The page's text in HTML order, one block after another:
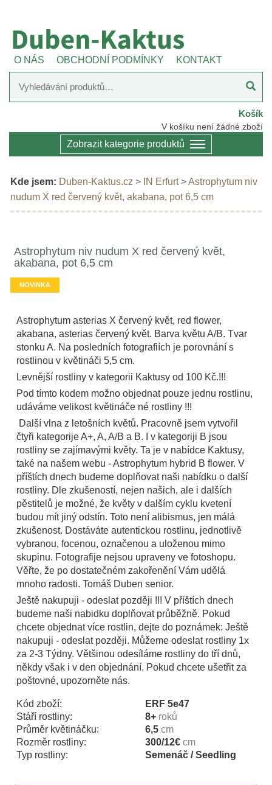
O NÁS OBCHODNÍ PODMÍNKY KONTAKT
Košík
V košíku není žádné zboží
Zobrazit kategorie produktů
Kde jsem: Duben-Kaktus.cz > IN Erfurt>Astrophytum niv
nudum X red červený květ, akabana, pot 6,5 cm
Astrophytum niv nudum X red červený květ,
akabana, pot 6,5 cm
NOVINKA
Astrophytum asterias X červený květ, red flower,
akabana, asterias červený květ. Barva květu A/B. Tvar
stonku A. Na posledních fotografiích je porovnání s
rostlinou v květináči 5,5 cm.
Levnější rostliny v kategorii Kaktusy od 100 Kč.!!!
Pod tímto kodem možno objednat pouze jednu rostlinu,
udáváme velikost květináče né rostliny !!!
Další vlna z letošních květů. Pracovně jsem vytvořil
čtyři kategorije A+, A, A/B a B. I v kategoriji B jsou
rostliny se zajímavými květy. Ta je v nabídce Kaktusy,
také na našem webu - Astrophytum hybrid B flower. V
příštích dnech budeme doplňovat naši nabídku o další
rostliny. Dle zkušeností, nejen našich, ale i dalších
pěstitelů je možné, že květy v dalším cyklu kvetení
budou mít jiný odstín. Toto není alibismus, jen málá
zkušenost. Dostáváte autentickou rostlinu, jednotlivě
vybranou, focenou, označenou a uloženou mimo
skupinu. Fotografije nejsou upraveny ve fotoshopu.
Věřte, že po dostatečném zakořenění Vám udělá
mnoho radosti. Tomáš Duben senior.
Ještě nakupuji - odeslat později !!! V příštích dnech
budeme naši nabidku doplňovat průběžně. Pokud
chcete objednat více rostlin, dejte do poznámek: Ještě
nakupuji - odeslat později. Můžeme odeslat rostliny 1x
za 2-3 Týdny. Většinou odesíláme rostliny do tří dnů,
někdy však i v den objednání. Pokud chcete ušetřit za
poštovné, upozorněte nás.
Kód zboží:
ERF 5e47
Stáří rostliny:
8+ roků
Průměr květináčku:
6,5 cm
Rozměr rostliny:
300/12€ cm
Typ rostliny:
Semenáč / Seedling